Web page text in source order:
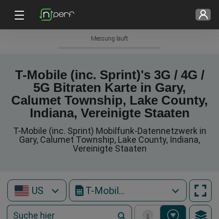
Messung läuft
T-Mobile (inc. Sprint)'s 3G / 4G /
5G Bitraten Karte in Gary,
Calumet Township, Lake County,
Indiana, Vereinigte Staaten
T-Mobile (inc. Sprint) Mobilfunk-Datennetzwerk in
Gary, Calumet Township, Lake County, Indiana,
Vereinigte Staaten
US T-Mobile (inc. Sprint)